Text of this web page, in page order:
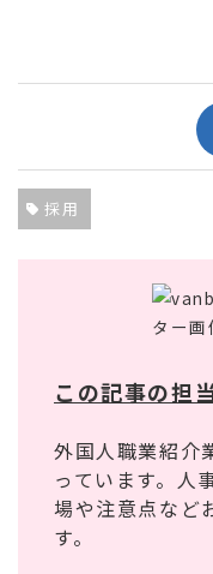
採用
この記事の担
外国人職業紹介
っています。人
場や注意点など
す。